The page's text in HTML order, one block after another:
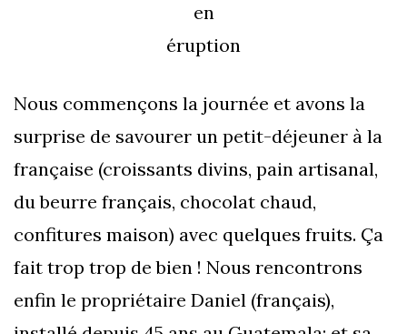
en
éruption
Nous commençons la journée et avons la
surprise de savourer un petit-déjeuner à la
française (croissants divins, pain artisanal,
du beurre français, chocolat chaud,
confitures maison) avec quelques fruits. Ça
fait trop trop de bien ! Nous rencontrons
enfin le propriétaire Daniel (français),